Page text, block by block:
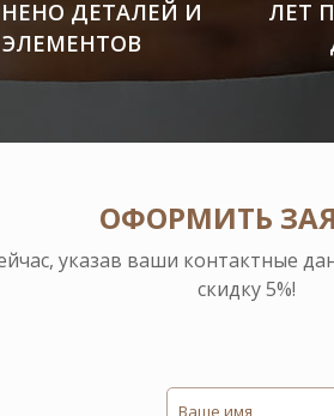
ДЕТАЛЕЙ И
ЭЛЕМЕНТОВ
ЛЕТ
ОФОРМИТЬ
указав ваши контактные
скидку 5%!